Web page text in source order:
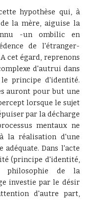
hypothèse qui, à
la mère, aiguise la
-un ombilic en
de l'étranger-
cet égard, reprenons
d'autrui dans
principe d'identité.
auront pour but une
lorsque le sujet
par la décharge
mentaux ne
la réalisation d'une
Dans l'acte
(principe d'identité,
philosophie de la
investie par le désir
d'autre part,